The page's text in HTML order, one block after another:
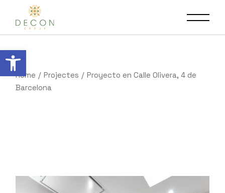
Obre la barra d'eines
Home Projectes
Proyecto en Calle Olivera, 4 de
Barcelona